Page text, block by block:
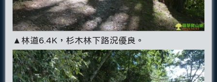
▲林道6.4K，杉木林下路況優良。